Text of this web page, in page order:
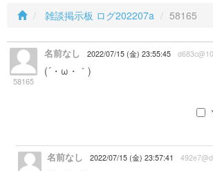
雑談掲示板 ログ202207a 58165
58165
名前なし 2022/07/15 (金) 23:55:45
(´・ω・｀)
名前なし 2022/07/15 (金) 23:57:41